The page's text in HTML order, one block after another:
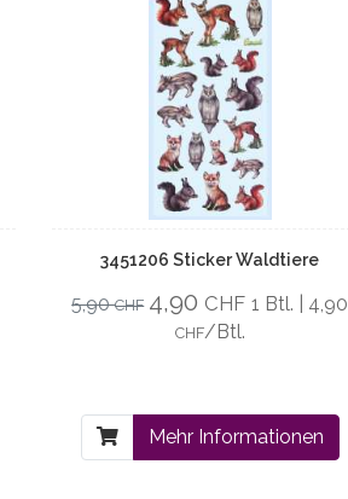
3451206 Sticker Waldtiere
5,90CHF 4,90 CHF 1 Btl. | 4,90
CHF/Btl.
Mehr Informationen